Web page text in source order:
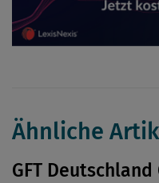
Ähnliche
GFT Deutschland